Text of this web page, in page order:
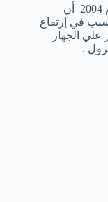
وفقاً لتقرير نشر في مجلة الأحياء والأدوية عام 2004 أن
في إرتقاع
الجهاز
.